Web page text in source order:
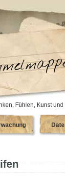
Fühlen, Kunst